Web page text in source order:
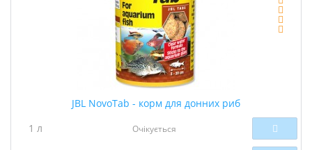
JBL NovoTab - корм для донних риб
1 л
Очікується